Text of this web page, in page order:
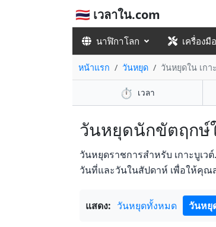
🇹🇭 เวลาใน.com
นาฬิกาโลก เครื่องมื
หน้าแรก วันหยุด วันหยุดใน เกา
⏱️ เวลา
วันหยุดนักขัตฤกษ์
วันหยุดราชการสำหรับ เกาะบูเ
วันที่และวันในสัปดาห์ เพื่อให้คุณ
แสดง: วันหยุดทั้งหมด วันหยุ